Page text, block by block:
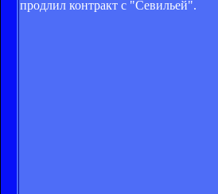
продлил контракт с "Севильей".